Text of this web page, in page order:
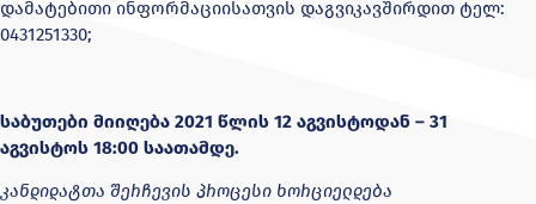
დამატებითი ინფორმაციისათვის დაგვიკავშირდით ტელ:
0431251330;
საბუთები მიიღება 2021 წლის 12 აგვისტოდან – 31
აგვისტოს 18:00 საათამდე.
კანდიდატთა შერჩევის პროცესი ხორციელდება